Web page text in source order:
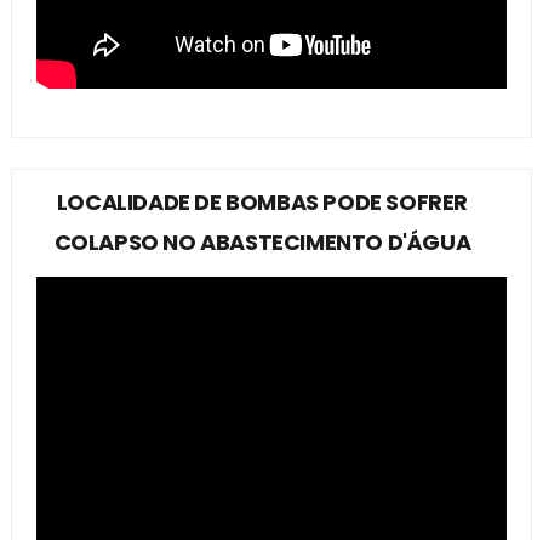
LOCALIDADE DE BOMBAS PODE SOFRER
COLAPSO NO ABASTECIMENTO D'ÁGUA